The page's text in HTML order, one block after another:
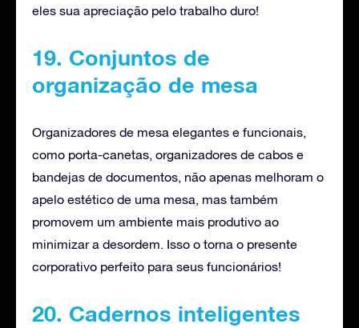
eles sua apreciação pelo trabalho duro!
19. Conjuntos de
organização de mesa
Organizadores de mesa elegantes e funcionais,
como porta-canetas, organizadores de cabos e
bandejas de documentos, não apenas melhoram o
apelo estético de uma mesa, mas também
promovem um ambiente mais produtivo ao
minimizar a desordem. Isso o torna o presente
corporativo perfeito para seus funcionários!
20. Cadernos inteligentes